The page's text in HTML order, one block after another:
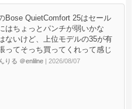
Bose QuietComfort 25はセール
はちょっとパンチが弱いかな
ないけど、上位モデルの35が有
ってそっち買ってくれって感じ
りる ＠enlilne | 2026/08/07